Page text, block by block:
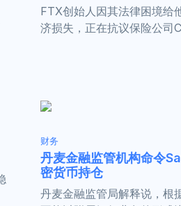
FTX创始人因其法律困境给
济损失，正在抗议保险公司
财务
丹麦金融监管机构命令
密货币持仓
丹麦金融监管局解释说，根